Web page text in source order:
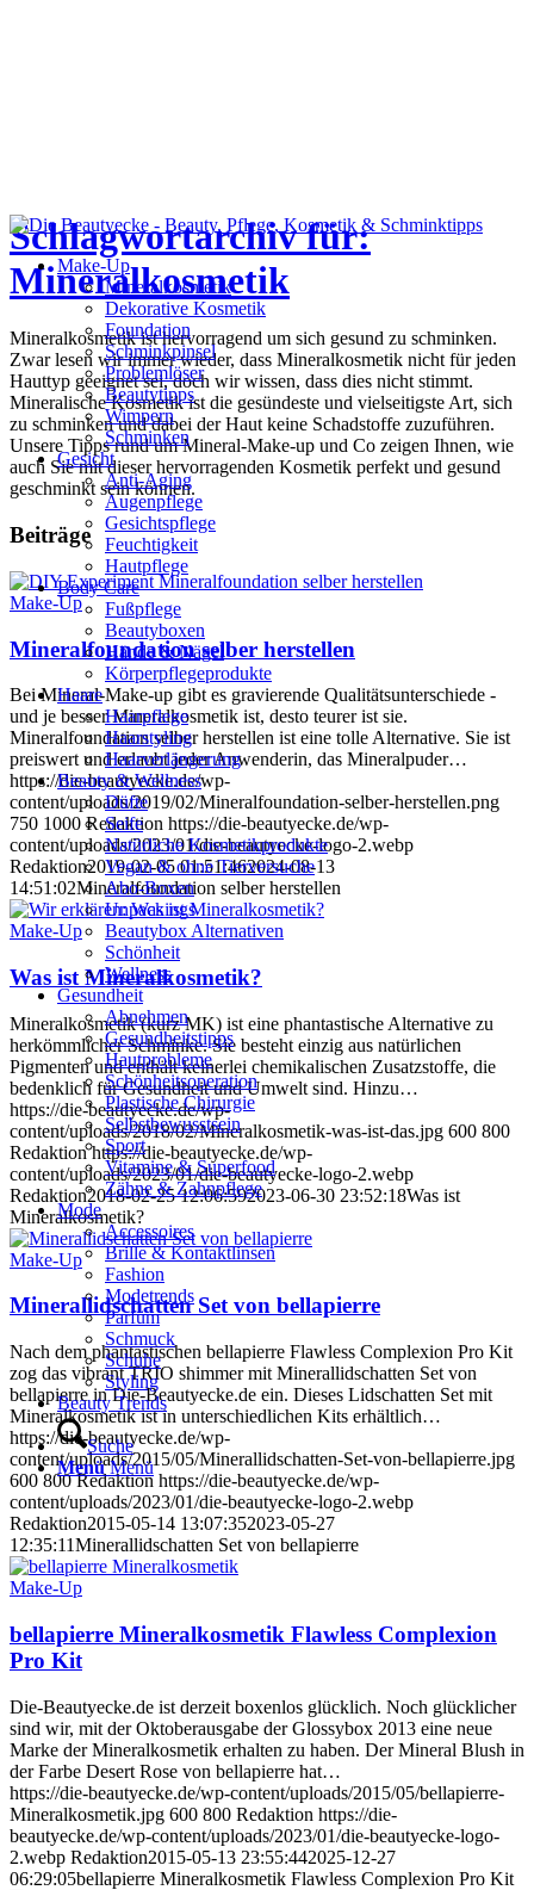
Make-Up
Mineralkosmetik
Dekorative Kosmetik
Foundation
Schminkpinsel
Problemlöser
Beautytipps
Wimpern
Schminken
Gesicht
Anti-Aging
Augenpflege
Gesichtspflege
Feuchtigkeit
Hautpflege
Body Care
Fußpflege
Beautyboxen
Hände & Nägel
Körperpflegeprodukte
Haare
Haarpflege
Haarstyling
Haarverlängerung
Beauty & Wellness
Düfte
Seife
Natürliche Kosmetikprodukte
Vegan & ohne Tierversuche
Abo-Boxen
Unpackings
Beautybox Alternativen
Schönheit
Wellness
Gesundheit
Abnehmen
Gesundheitstipps
Hautprobleme
Schönheitsoperation
Plastische Chirurgie
Selbstbewusstsein
Sport
Vitamine & Superfood
Zähne & Zahnpflege
Mode
Accessoires
Brille & Kontaktlinsen
Fashion
Modetrends
Parfüm
Schmuck
Schuhe
Styling
Beauty Trends
Suche
Menü Menü
Schlagwortarchiv für:
Mineralkosmetik
Mineralkosmetik ist hervorragend um sich gesund zu schminken.
Zwar lesen wir immer wieder, dass Mineralkosmetik nicht für jeden
Hauttyp geeignet sei, doch wir wissen, dass dies nicht stimmt.
Mineralische Kosmetik ist die gesündeste und vielseitigste Art, sich
zu schminken und dabei der Haut keine Schadstoffe zuzuführen.
Unsere Tipps rund um Mineral-Make-up und Co zeigen Ihnen, wie
auch Sie mit dieser hervorragenden Kosmetik perfekt und gesund
geschminkt sein können.
Beiträge
Make-Up
Mineralfoundation selber herstellen
Bei Mineral-Make-up gibt es gravierende Qualitätsunterschiede -
und je besser Mineralkosmetik ist, desto teurer ist sie.
Mineralfoundation selber herstellen ist eine tolle Alternative. Sie ist
preiswert und erlaubt jeder Anwenderin, das Mineralpuder…
https://die-beautyecke.de/wp-
content/uploads/2019/02/Mineralfoundation-selber-herstellen.png
750 1000 Redaktion https://die-beautyecke.de/wp-
content/uploads/2023/01/die-beautyecke-logo-2.webp
Redaktion2019-02-05 01:51:462024-08-13
14:51:02Mineralfoundation selber herstellen
Make-Up
Was ist Mineralkosmetik?
Mineralkosmetik (kurz MK) ist eine phantastische Alternative zu
herkömmlicher Schminke. Sie besteht einzig aus natürlichen
Pigmenten und enthält keinerlei chemikalischen Zusatzstoffe, die
bedenklich für Gesundheit und Umwelt sind. Hinzu…
https://die-beautyecke.de/wp-
content/uploads/2018/02/Mineralkosmetik-was-ist-das.jpg 600 800
Redaktion https://die-beautyecke.de/wp-
content/uploads/2023/01/die-beautyecke-logo-2.webp
Redaktion2018-02-25 12:06:592023-06-30 23:52:18Was ist
Mineralkosmetik?
Make-Up
Minerallidschatten Set von bellapierre
Nach dem phantastischen bellapierre Flawless Complexion Pro Kit
zog das vibrant TRIO shimmer mit Minerallidschatten Set von
bellapierre in Die-Beautyecke.de ein. Dieses Lidschatten Set mit
Mineralkosmetik ist in unterschiedlichen Kits erhältlich…
https://die-beautyecke.de/wp-
content/uploads/2015/05/Minerallidschatten-Set-von-bellapierre.jpg
600 800 Redaktion https://die-beautyecke.de/wp-
content/uploads/2023/01/die-beautyecke-logo-2.webp
Redaktion2015-05-14 13:07:352023-05-27
12:35:11Minerallidschatten Set von bellapierre
Make-Up
bellapierre Mineralkosmetik Flawless Complexion
Pro Kit
Die-Beautyecke.de ist derzeit boxenlos glücklich. Noch glücklicher
sind wir, mit der Oktoberausgabe der Glossybox 2013 eine neue
Marke der Mineralkosmetik erhalten zu haben. Der Mineral Blush in
der Farbe Desert Rose von bellapierre hat…
https://die-beautyecke.de/wp-content/uploads/2015/05/bellapierre-
Mineralkosmetik.jpg 600 800 Redaktion https://die-
beautyecke.de/wp-content/uploads/2023/01/die-beautyecke-logo-
2.webp Redaktion2015-05-13 23:55:442025-12-27
06:29:05bellapierre Mineralkosmetik Flawless Complexion Pro Kit